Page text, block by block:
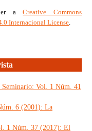
aCreative Commons
Internacional License.
Seminario: Vol. 1 Núm. 41
6 (2001): La
1 Núm. 37 (2017): El